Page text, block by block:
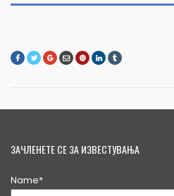
ЗАЧЛЕНЕТЕ СЕ ЗА ИЗВЕСТУВАЊА
Name*